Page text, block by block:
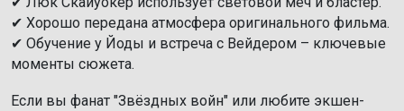
✔ Хорошо передана атмосфера оригинального фильма.
✔ Обучение у Йоды и встреча с Вейдером – ключевые
моменты сюжета.
Если вы фанат "Звёздных войн" или любите экшен-